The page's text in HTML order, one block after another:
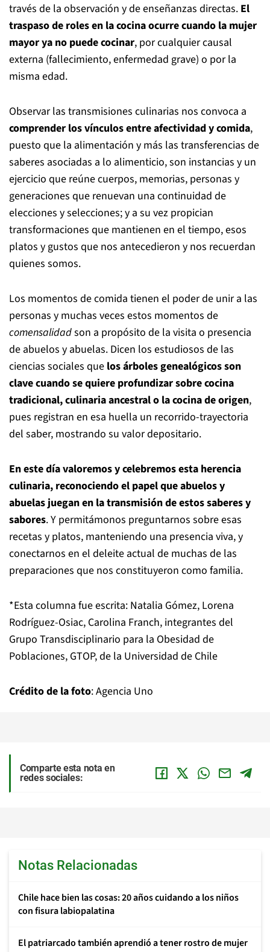
través de la observación y de enseñanzas directas. El
traspaso de roles en la cocina ocurre cuando la mujer
mayor ya no puede cocinar, por cualquier causal
externa (fallecimiento, enfermedad grave) o por la
misma edad.
Observar las transmisiones culinarias nos convoca a
comprender los vínculos entre afectividad y comida,
puesto que la alimentación y más las transferencias de
saberes asociadas a lo alimenticio, son instancias y un
ejercicio que reúne cuerpos, memorias, personas y
generaciones que renuevan una continuidad de
elecciones y selecciones; y a su vez propician
transformaciones que mantienen en el tiempo, esos
platos y gustos que nos antecedieron y nos recuerdan
quienes somos.
Los momentos de comida tienen el poder de unir a las
personas y muchas veces estos momentos de
comensalidadson a propósito de la visita o presencia
de abuelos y abuelas. Dicen los estudiosos de las
ciencias sociales que los árboles genealógicos son
clave cuando se quiere profundizar sobre cocina
tradicional, culinaria ancestral o la cocina de origen,
pues registran en esa huella un recorrido-trayectoria
del saber, mostrando su valor depositario.
En este día valoremos y celebremos esta herencia
culinaria, reconociendo el papel que abuelos y
abuelas juegan en la transmisión de estos saberes y
sabores. Y permitámonos preguntarnos sobre esas
recetas y platos, manteniendo una presencia viva, y
conectarnos en el deleite actual de muchas de las
preparaciones que nos constituyeron como familia.
*Esta columna fue escrita: Natalia Gómez, Lorena
Rodríguez-Osiac, Carolina Franch, integrantes del
Grupo Transdisciplinario para la Obesidad de
Poblaciones, GTOP, de la Universidad de Chile
Crédito de la foto: Agencia Uno
Comparte esta nota en
redes sociales:
Notas Relacionadas
Chile hace bien las cosas: 20 años cuidando a los niños
con fisura labiopalatina
El patriarcado también aprendió a tener rostro de mujer